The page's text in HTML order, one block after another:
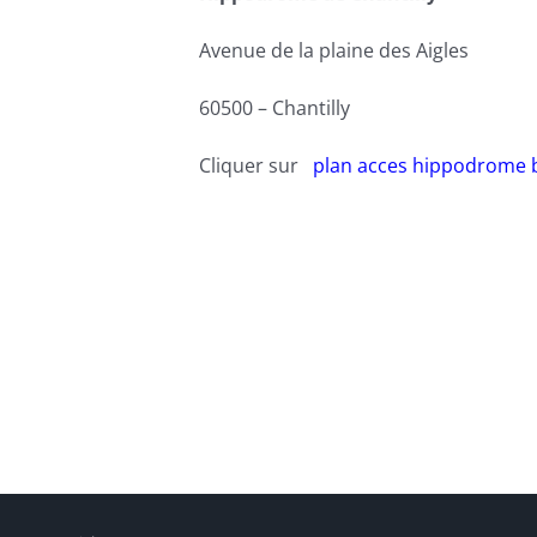
Avenue de la plaine des Aigles
60500 – Chantilly
Cliquer sur plan acces hippodrome